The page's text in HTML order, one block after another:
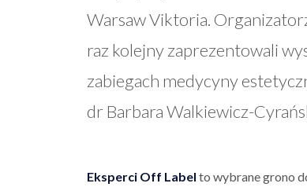
Warsaw Viktoria.
raz kolejny zaprezentowali
zabiegach medycyny
dr Barbara Walkiewicz-
Eksperci Off Label to wybrane grono